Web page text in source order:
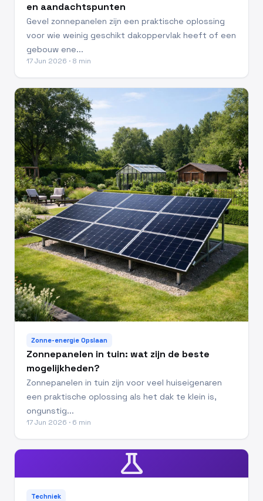
en aandachtspunten
Gevel zonnepanelen zijn een praktische oplossing
voor wie weinig geschikt dakoppervlak heeft of een
gebouw ene...
17 Jun 2026 · 8 min
Zonne-energie Opslaan
Zonnepanelen in tuin: wat zijn de beste
mogelijkheden?
Zonnepanelen in tuin zijn voor veel huiseigenaren
een praktische oplossing als het dak te klein is,
ongunstig...
17 Jun 2026 · 6 min
science
Techniek